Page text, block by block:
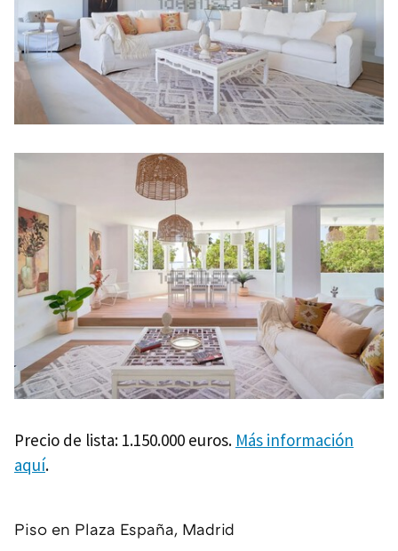
Precio de lista: 1.150.000 euros. Más información
aquí.
Piso en Plaza España, Madrid